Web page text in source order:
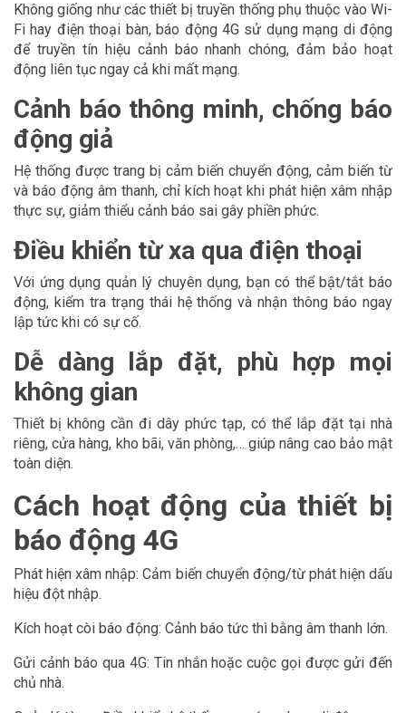
Không giống như các thiết bị truyền thống phụ thuộc vào Wi-
Fi hay điện thoại bàn, báo động 4G sử dụng mạng di động
để truyền tín hiệu cảnh báo nhanh chóng, đảm bảo hoạt
động liên tục ngay cả khi mất mạng.
Cảnh báo thông minh, chống báo
động giả
Hệ thống được trang bị cảm biến chuyển động, cảm biến từ
và báo động âm thanh, chỉ kích hoạt khi phát hiện xâm nhập
thực sự, giảm thiểu cảnh báo sai gây phiền phức.
Điều khiển từ xa qua điện thoại
Với ứng dụng quản lý chuyên dụng, bạn có thể bật/tắt báo
động, kiểm tra trạng thái hệ thống và nhận thông báo ngay
lập tức khi có sự cố.
Dễ dàng lắp đặt, phù hợp mọi
không gian
Thiết bị không cần đi dây phức tạp, có thể lắp đặt tại nhà
riêng, cửa hàng, kho bãi, văn phòng,… giúp nâng cao bảo mật
toàn diện.
Cách hoạt động của thiết bị
báo động 4G
Phát hiện xâm nhập: Cảm biến chuyển động/từ phát hiện dấu
hiệu đột nhập.
Kích hoạt còi báo động: Cảnh báo tức thì bằng âm thanh lớn.
Gửi cảnh báo qua 4G: Tin nhắn hoặc cuộc gọi được gửi đến
chủ nhà.